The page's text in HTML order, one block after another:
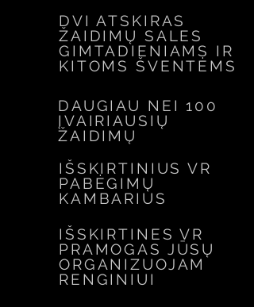
DVI ATSKIRAS
ŽAIDIMŲ SALES
GIMTADIENIAMS IR
KITOMS ŠVENTĖMS
DAUGIAU NEI 100
ĮVAIRIAUSIŲ
ŽAIDIMŲ
IŠSKIRTINIUS VR
PABĖGIMŲ
KAMBARIUS
IŠSKIRTINES VR
PRAMOGAS JŪSŲ
ORGANIZUOJAM
RENGINIUI